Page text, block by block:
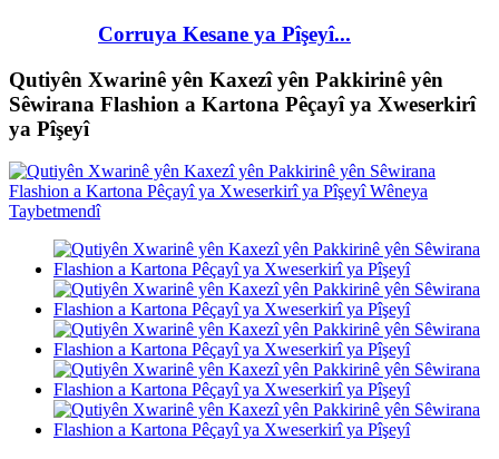
Corruya Kesane ya Pîşeyî...
Qutiyên Xwarinê yên Kaxezî yên Pakkirinê yên
Sêwirana Flashion a Kartona Pêçayî ya Xweserkirî
ya Pîşeyî